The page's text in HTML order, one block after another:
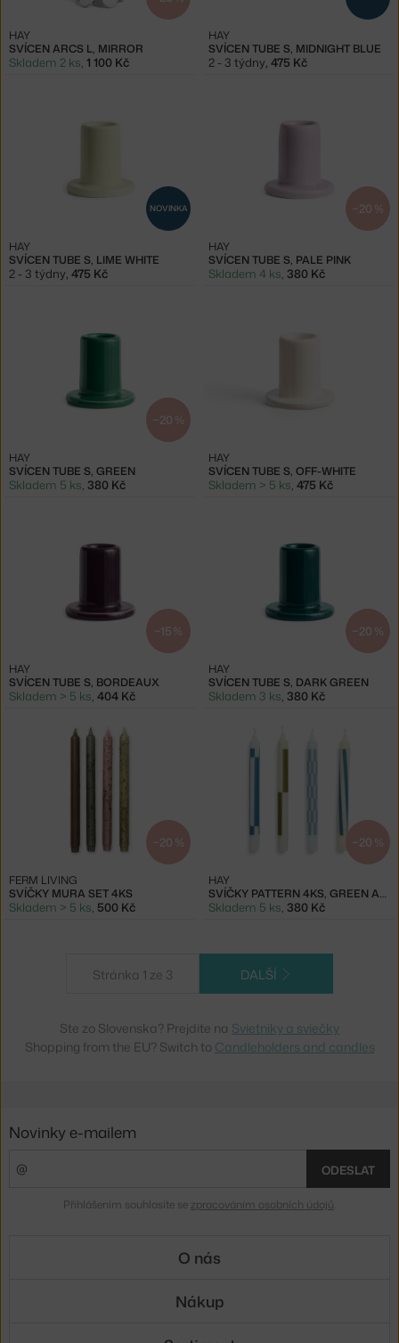
SVÍCEN ARCS L, MIRROR
HAY
Skladem 2 ks, 1 100 Kč
SVÍCEN TUBE S, MIDNIGHT BLUE
HAY
2 - 3 týdny, 475 Kč
NOVINKA
SVÍCEN TUBE S, LIME WHITE
HAY
2 - 3 týdny, 475 Kč
−20 %
SVÍCEN TUBE S, PALE PINK
HAY
Skladem 4 ks, 380 Kč
−20 %
SVÍCEN TUBE S, GREEN
HAY
Skladem 5 ks, 380 Kč
SVÍCEN TUBE S, OFF-WHITE
HAY
Skladem > 5 ks, 475 Kč
−15 %
SVÍCEN TUBE S, BORDEAUX
HAY
Skladem > 5 ks, 404 Kč
−20 %
SVÍCEN TUBE S, DARK GREEN
HAY
Skladem 3 ks, 380 Kč
−20 %
SVÍČKY MURA SET 4KS
FERM LIVING
Skladem > 5 ks, 500 Kč
−20 %
SVÍČKY PATTERN 4KS, GREEN AND BLUES
HAY
Skladem 5 ks, 380 Kč
Stránka 1 ze 3 DALŠÍ
Ste zo Slovenska? Prejdite na Svietniky a sviečky
Shopping from the EU? Switch to Candleholders and candles
Novinky e-mailem
ODESLAT
Přihlášením souhlasíte se zpracováním osobních údajů
O nás
Nákup